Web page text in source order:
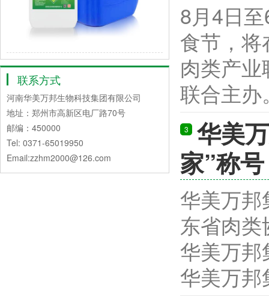
联系方式
河南华美万邦生物科技集团有限公司
地址：郑州市高新区电厂路70号
邮编：450000
Tel: 0371-65019950
Email:zzhm2000@126.com
8月4日
食节，
肉类产
联合主
3
华美
家”称号
华美万邦
东省肉
华美万邦
华美万